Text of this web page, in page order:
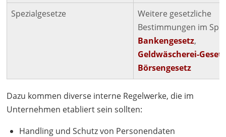
Spezialgesetze
Weitere gesetzliche
Bestimmungen im
Bankengesetz,
Geldwäscherei-Gesetz
Börsengesetz
Dazu kommen diverse interne Regelwerke, die im
Unternehmen etabliert sein sollten:
Handling und Schutz von Personendaten